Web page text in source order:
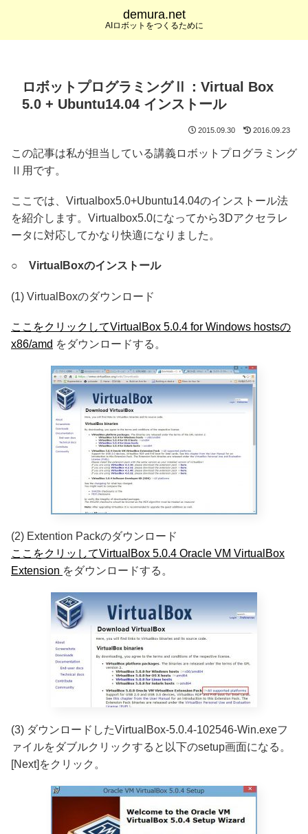
demura.net
AIロボットをつくるために
ロボットプログラミングⅡ：Virtual Box
5.0 + Ubuntu14.04 インストール
2015.09.30 2016.09.23
この記事は私が担当している講義ロボットプログラミング
Ⅱ用です。
ここでは、Virtualbox5.0+Ubuntu14.04のインストール法
を紹介します。Virtualbox5.0になってから3Dアクセラレ
ータに対応してかなり快適になりました。
○ VirtualBoxのインストール
(1) VirtualBoxのダウンロード
ここをクリックしてVirtualBox 5.0.4 for Windows hostsの
x86/amd をダウンロードする。
(2) Extention Packのダウンロード
ここをクリッしてVirtualBox 5.0.4 Oracle VM VirtualBox
Extension をダウンロードする。
(3) ダウンロードしたVirtualBox-5.0.4-102546-Win.exeフ
ァイルをダブルクリックすると以下のsetup画面になる。
[Next]をクリック。